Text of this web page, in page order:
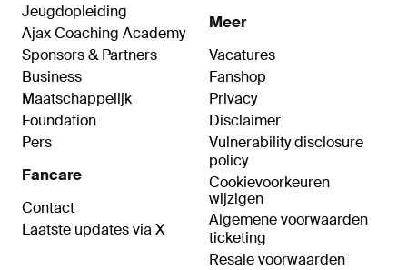
Jeugdopleiding
Ajax Coaching Academy
Sponsors & Partners
Business
Maatschappelijk
Foundation
Pers
Fancare
Contact
Laatste updates via X
Meer
Vacatures
Fanshop
Privacy
Disclaimer
Vulnerability disclosure
policy
Cookievoorkeuren
wijzigen
Algemene voorwaarden
ticketing
Resale voorwaarden